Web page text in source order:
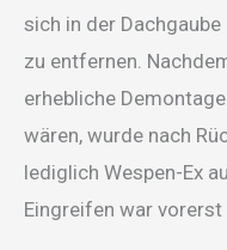
sich in der
zu entfernen.
erhebliche
wären, wurde nach
lediglich Wespen-Ex
Eingreifen war